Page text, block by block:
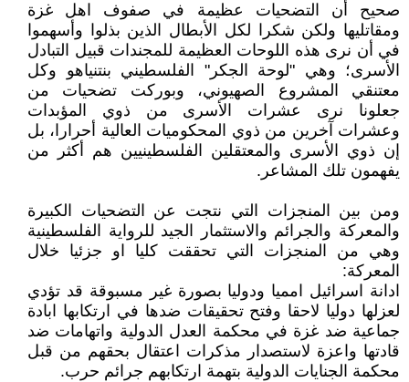
صحيح أن التضحيات عظيمة في صفوف اهل غزة
ومقاتليها ولكن شكرا لكل الأبطال الذين بذلوا وأسهموا
في أن نرى هذه اللوحات العظيمة للمجندات قبيل التبادل
الأسرى؛ وهي "لوحة الجكر" الفلسطيني بنتنياهو وكل
معتنقي المشروع الصهيوني، وبوركت تضحيات من
جعلونا نرى عشرات الأسرى من ذوي المؤبدات
وعشرات آخرين من ذوي المحكوميات العالية أحرارا، بل
إن ذوي الأسرى والمعتقلين الفلسطينيين هم أكثر من
يفهمون تلك المشاعر.
ومن بين المنجزات التي نتجت عن التضحيات الكبيرة
والمعركة والجرائم والاستثمار الجيد للرواية الفلسطينية
وهي من المنجزات التي تحققت كليا او جزئيا خلال
المعركة:
ادانة اسرائيل امميا ودوليا بصورة غير مسبوقة قد تؤدي
لعزلها دوليا لاحقا وفتح تحقيقات ضدها في ارتكابها ابادة
جماعية ضد غزة في محكمة العدل الدولية واتهامات ضد
قادتها واعزة لاستصدار مذكرات اعتقال بحقهم من قبل
محكمة الجنايات الدولية بتهمة ارتكابهم جرائم حرب.